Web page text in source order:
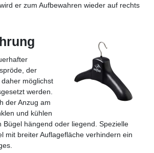
er zum Aufbewahren wieder auf rechts
der
möglichst
werden.
der Anzug am
und kühlen
Bügel hängend oder liegend. Spezielle
mit breiter Auflagefläche verhindern ein